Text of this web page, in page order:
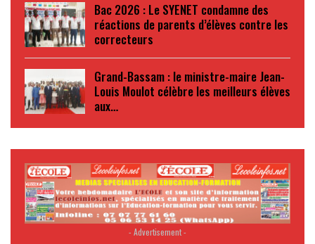
Bac 2026 : Le SYENET condamne des
réactions de parents d’élèves contre les
correcteurs
Grand-Bassam : le ministre-maire Jean-
Louis Moulot célèbre les meilleurs élèves
aux…
- Advertisement -